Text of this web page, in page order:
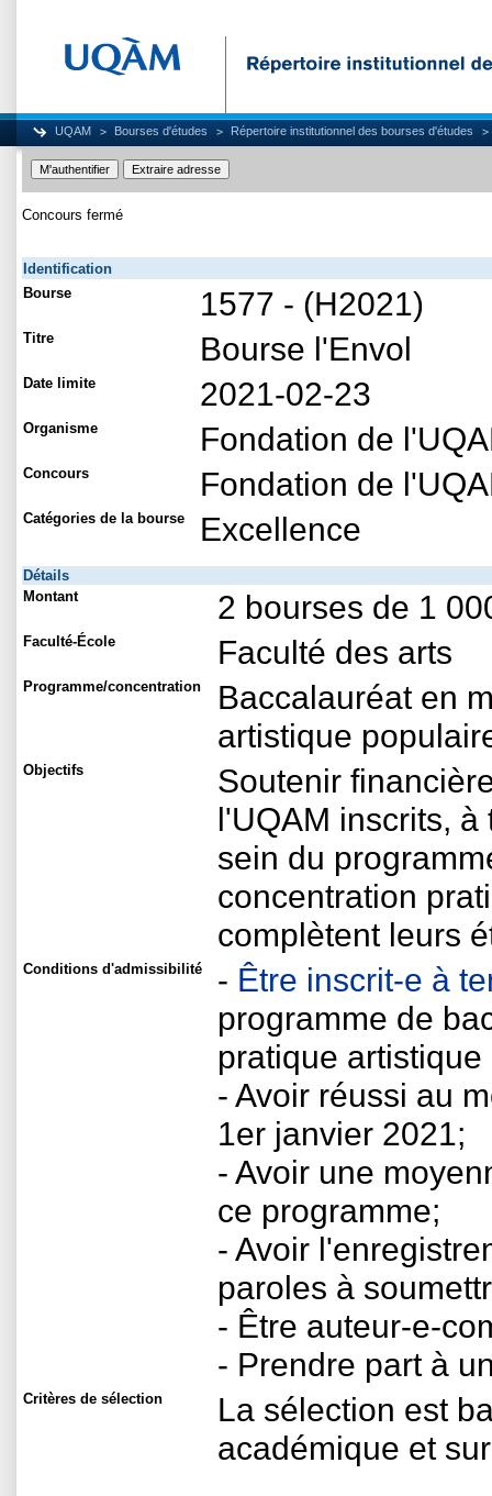
UQAM Bourses d'études Répertoire institutionnel des bourses d'études
Concours fermé
Identification
Bourse
1577 - (H2021)
Titre Bourse l'Envol
Date limite 2021-02-23
Organisme Fondation de
Concours Fondation de
Catégories de la bourse Excellence
Détails
Montant
2 bourses de 1
Faculté-École Faculté des arts
Programme/concentration
Baccalauréat en
artistique
Objectifs
Soutenir
l'UQAM inscrits,
sein du
concentration
complètent leurs
Conditions d'admissibilité - Être inscrit-e à
programme de
pratique
- Avoir réussi au
1er janvier 2021;
- Avoir une
ce programme;
- Avoir
paroles à
- Être auteur-e-
- Prendre part à
Critères de sélection
La sélection est
académique et